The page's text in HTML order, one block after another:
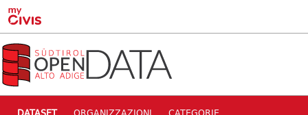
Skip to main content